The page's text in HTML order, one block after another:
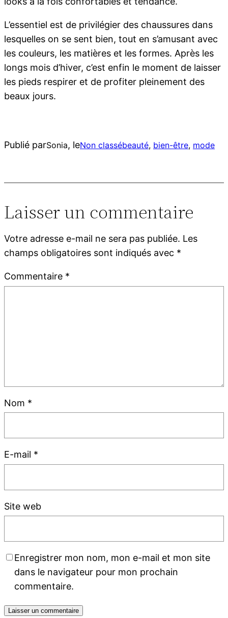
L’essentiel est de privilégier des chaussures dans
lesquelles on se sent bien, tout en s’amusant avec
les couleurs, les matières et les formes. Après les
longs mois d’hiver, c’est enfin le moment de laisser
les pieds respirer et de profiter pleinement des
beaux jours.
Publié parSonia, leNon classébeauté, bien-être, mode
Laisser un commentaire
Votre adresse e-mail ne sera pas publiée. Les
champs obligatoires sont indiqués avec *
Commentaire *
Nom *
E-mail *
Site web
Enregistrer mon nom, mon e-mail et mon site
dans le navigateur pour mon prochain
commentaire.